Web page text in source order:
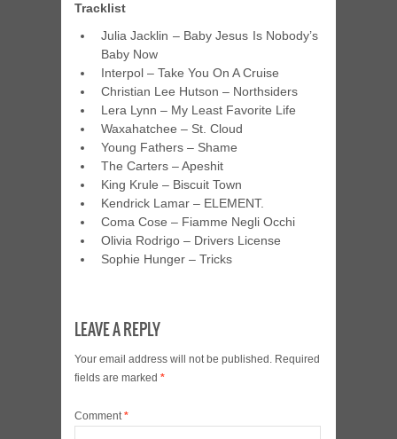
Tracklist
Julia Jacklin – Baby Jesus Is Nobody’s
Baby Now
Interpol – Take You On A Cruise
Christian Lee Hutson – Northsiders
Lera Lynn – My Least Favorite Life
Waxahatchee – St. Cloud
Young Fathers – Shame
The Carters – Apeshit
King Krule – Biscuit Town
Kendrick Lamar – ELEMENT.
Coma Cose – Fiamme Negli Occhi
Olivia Rodrigo – Drivers License
Sophie Hunger – Tricks
LEAVE A REPLY
Your email address will not be published. Required
fields are marked *
Comment*